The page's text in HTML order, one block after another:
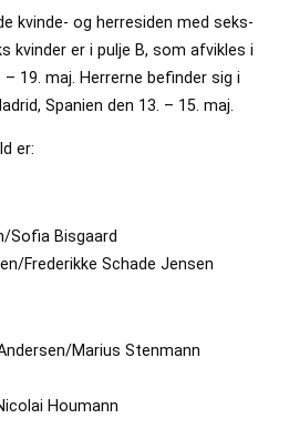
kvinde- og herresiden med seks-
kvinder er i pulje B, som afvikles i
– 19. maj. Herrerne befinder sig i
Spanien den 13. – 15. maj.
er:
Sofia Bisgaard
Frederikke Schade Jensen
Marius Stenmann
Houmann